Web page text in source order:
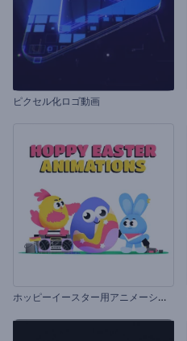
ピクセル化ロゴ動画
ホ
ッピーイースター用アニメーション